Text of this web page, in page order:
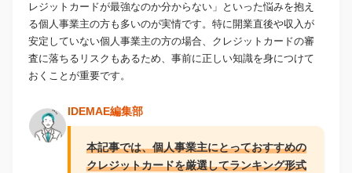
レジットカードが最強なのか分からない」といった悩みを抱え
る個人事業主の方も多いのが実情です。特に開業直後や収入が
安定していない個人事業主の方の場合、クレジットカードの審
査に落ちるリスクもあるため、事前に正しい知識を身につけて
おくことが重要です。
IDEMAE編集部
本記事では、個人事業主にとっておすすめの
クレジットカードを厳選してランキング形式